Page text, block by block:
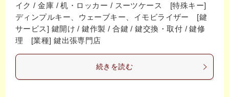
イク / 金庫 / 机・ロッカー / スーツケース [特殊キー]
ディンプルキー、ウェーブキー、イモビライザー [鍵
サービス] 鍵開け / 鍵作製 / 合鍵 / 鍵交換・取付 / 鍵修
理 [業種] 鍵出張専門店
続きを読む